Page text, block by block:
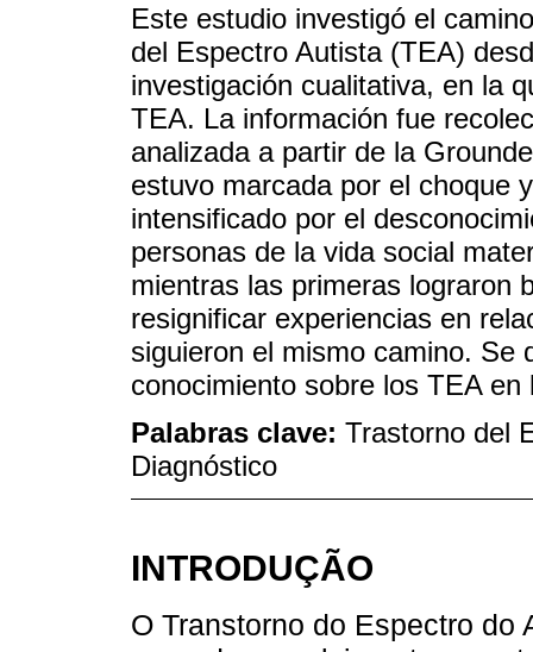
Este estudio investigó el
del Espectro Autista (TEA)
investigación cualitativa, en la
TEA. La información fue
analizada a partir de la
estuvo marcada por el choque
intensificado por el
personas de la vida social
mientras las primeras lograron
resignificar experiencias en
siguieron el mismo camino. Se
conocimiento sobre los TEA en
Palabras clave: Trastorno del
Diagnóstico
INTRODUÇÃO
O Transtorno do Espectro do